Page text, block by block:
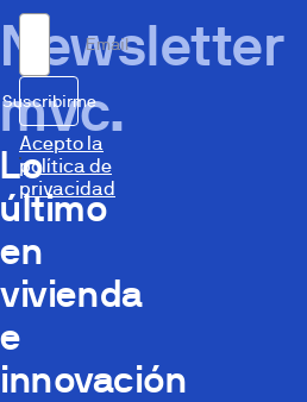
Newsletter
mvc.
Lo
último
en
vivienda
e
innovación
Email
Suscribirme
Acepto la
política de
privacidad